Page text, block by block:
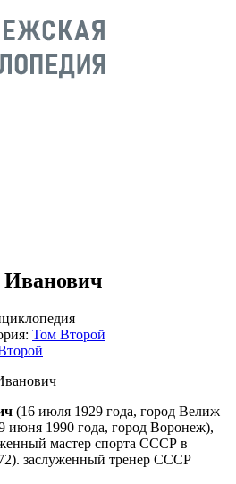
Том Второй
(16 июля 1929 года, город Велиж
июня 1990 года, город Воронеж),
мастер спорта СССР в
заслуженный тренер СССР